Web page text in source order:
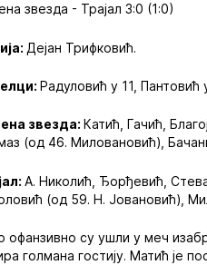
звезда - Трајал 3:0 (1:0)
Дејан Трифковић.
Радуловић у 11,
звезда:Катић, Гачић,
(од 46. Миловановић),
А. Николић, Ђорђевић,
(од 59. Н. Јовановић),
офанзивно су ушли у меч
голмана гостију. Матић је